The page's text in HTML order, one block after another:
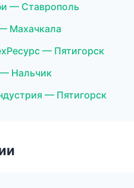
— Ставрополь
Махачкала
— Пятигорск
Нальчик
— Пятигорск